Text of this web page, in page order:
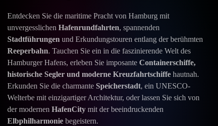
Entdecken Sie die maritime Pracht von Hamburg mit
unvergesslichen Hafenrundfahrten, spannenden
Stadtführungen und Erkundungstouren entlang der berühmten
Reeperbahn. Tauchen Sie ein in die faszinierende Welt des
Hamburger Hafens, erleben Sie imposante Containerschiffe,
historische Segler und moderne Kreuzfahrtschiffe hautnah.
Erkunden Sie die charmante Speicherstadt, ein UNESCO-
Welterbe mit einzigartiger Architektur, oder lassen Sie sich von
der modernen HafenCity mit der beeindruckenden
Elbphilharmonie begeistern.